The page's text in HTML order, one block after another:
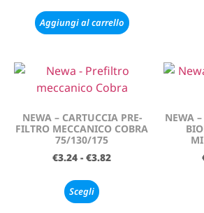
Aggiungi al carrello
NEWA – CARTUCCIA PRE-
FILTRO MECCANICO COBRA
75/130/175
€3.24 - €3.82
Scegli
NEWA